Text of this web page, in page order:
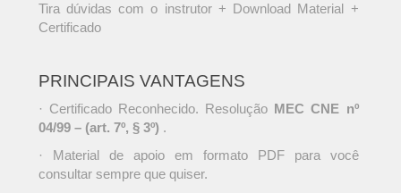
Tira dúvidas com o instrutor + Download Material +
Certificado
PRINCIPAIS VANTAGENS
· Certificado Reconhecido. Resolução MEC CNE nº
04/99 – (art. 7º, § 3º) .
· Material de apoio em formato PDF para você
consultar sempre que quiser.